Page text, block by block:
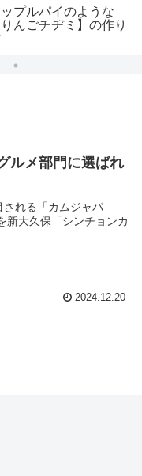
プルパイのような
りんごチヂミ】の作り
ルメ部門に選ばれ
れる「カムジャパ
新大久保「シンチョンカ
2024.12.20